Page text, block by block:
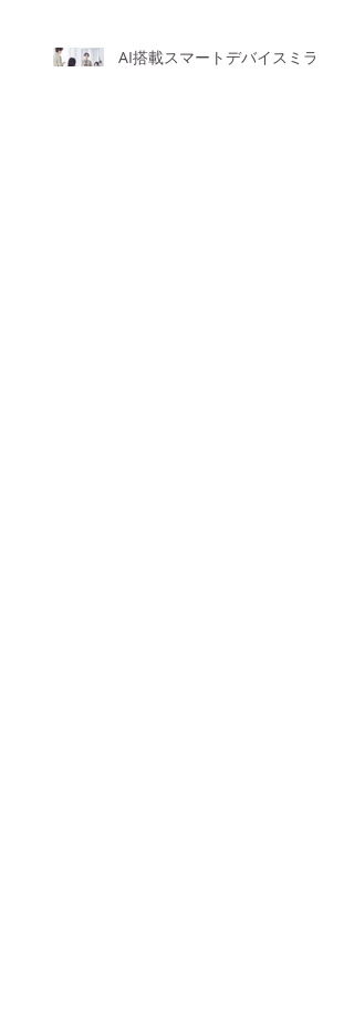
AI搭載スマートデバイスミラ